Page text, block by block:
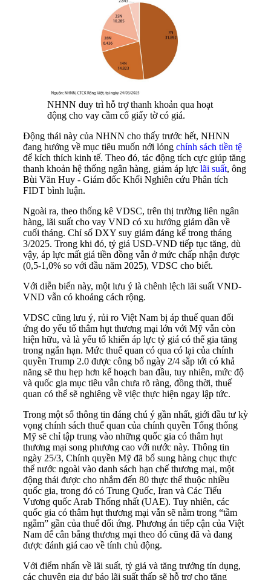
NHNN duy trì hỗ trợ thanh khoản qua hoạt
động cho vay cầm cố giấy tờ có giá.
Động thái này của NHNN cho thấy trước hết, NHNN
đang hướng về mục tiêu muốn nới lỏng chính sách tiền tệ
để kích thích kinh tế. Theo đó, tác động tích cực giúp tăng
thanh khoản hệ thống ngân hàng, giảm áp lực lãi suất, ông
Bùi Văn Huy - Giám đốc Khối Nghiên cứu Phân tích
FIDT bình luận.
Ngoài ra, theo thống kê VDSC, trên thị trường liên ngân
hàng, lãi suất cho vay VND có xu hướng giảm dần về
cuối tháng. Chỉ số DXY suy giảm đáng kể trong tháng
3/2025. Trong khi đó, tỷ giá USD-VND tiếp tục tăng, dù
vậy, áp lực mất giá tiền đồng vẫn ở mức chấp nhận được
(0,5-1,0% so với đầu năm 2025), VDSC cho biết.
Với diễn biến này, một lưu ý là chênh lệch lãi suất VND-
VND vẫn có khoảng cách rộng.
VDSC cũng lưu ý, rủi ro Việt Nam bị áp thuế quan đối
ứng do yếu tố thâm hụt thương mại lớn với Mỹ vẫn còn
hiện hữu, và là yếu tố khiến áp lực tỷ giá có thể gia tăng
trong ngắn hạn. Mức thuế quan có qua có lại của chính
quyền Trump 2.0 được công bố ngày 2/4 sắp tới có khả
năng sẽ thu hẹp hơn kế hoạch ban đầu, tuy nhiên, mức độ
và quốc gia mục tiêu vẫn chưa rõ ràng, đồng thời, thuế
quan có thể sẽ nghiêng về việc thực hiện ngay lập tức.
Trong một số thông tin đáng chú ý gần nhất, giới đầu tư kỳ
vọng chính sách thuế quan của chính quyền Tổng thống
Mỹ sẽ chỉ tập trung vào những quốc gia có thâm hụt
thương mại song phương cao với nước này. Thông tin
ngày 25/3, Chính quyền Mỹ đã bổ sung hàng chục thực
thể nước ngoài vào danh sách hạn chế thương mại, một
động thái được cho nhắm đến 80 thực thể thuộc nhiều
quốc gia, trong đó có Trung Quốc, Iran và Các Tiểu
Vương quốc Arab Thống nhất (UAE). Tuy nhiên, các
quốc gia có thâm hụt thương mại vẫn sẽ nằm trong “tầm
ngắm” gần của thuế đối ứng. Phương án tiếp cận của Việt
Nam để cân bằng thương mại theo đó cũng đã và đang
được đánh giá cao về tính chủ động.
Với điểm nhấn về lãi suất, tỷ giá và tăng trưởng tín dụng,
các chuyên gia dự báo lãi suất thấp sẽ hỗ trợ cho tăng